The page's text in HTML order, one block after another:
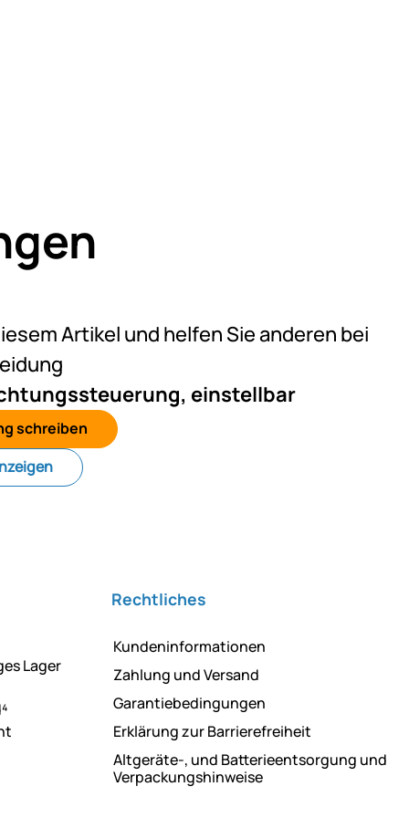
Artikel und helfen Sie anderen bei
einstellbar
schreiben
Lager
Rechtliches
Kundeninformationen
Zahlung und Versand
Garantiebedingungen
Erklärung zur Barrierefreiheit
Altgeräte-, und Batterieentsorgung und
Verpackungshinweise